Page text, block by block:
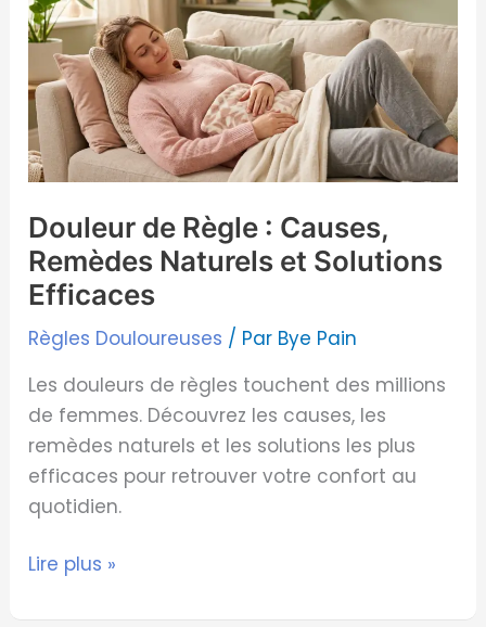
Douleur de Règle : Causes,
Remèdes Naturels et Solutions
Efficaces
Règles Douloureuses / Par Bye Pain
Les douleurs de règles touchent des millions
de femmes. Découvrez les causes, les
remèdes naturels et les solutions les plus
efficaces pour retrouver votre confort au
quotidien.
Règle
:
Causes,
Remèdes
Naturels
et
Efficaces
Lire plus »